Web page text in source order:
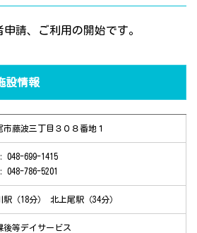
請、ご利用の開始です。
設情報
市藤波三丁目３０８番地１
048-699-1415
048-786-5201
駅（18分） 北上尾駅（34分）
後等デイサービス